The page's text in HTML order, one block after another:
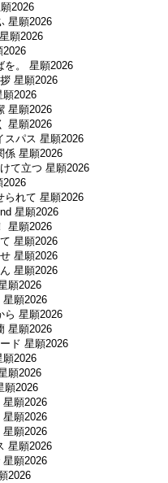
2026
星願2026
願2026
2026
を。 星願2026
星願2026
2026
星願2026
星願2026
パス 星願2026
係 星願2026
て立つ 星願2026
2026
られて 星願2026
星願2026
星願2026
星願2026
星願2026
星願2026
願2026
願2026
ら 星願2026
星願2026
ド 星願2026
2026
願2026
願2026
願2026
願2026
願2026
星願2026
願2026
2026